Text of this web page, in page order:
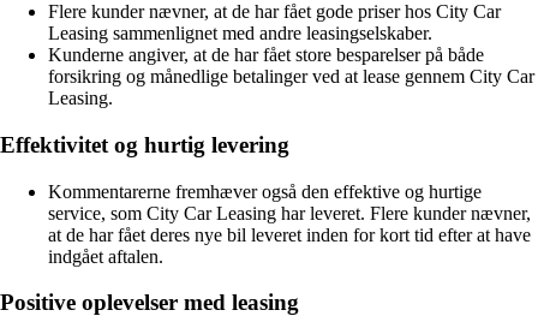
Flere kunder nævner, at de har fået gode priser hos City Car
Leasing sammenlignet med andre leasingselskaber.
Kunderne angiver, at de har fået store besparelser på både
forsikring og månedlige betalinger ved at lease gennem City Car
Leasing.
Effektivitet og hurtig levering
Kommentarerne fremhæver også den effektive og hurtige
service, som City Car Leasing har leveret. Flere kunder nævner,
at de har fået deres nye bil leveret inden for kort tid efter at have
indgået aftalen.
Positive oplevelser med leasing